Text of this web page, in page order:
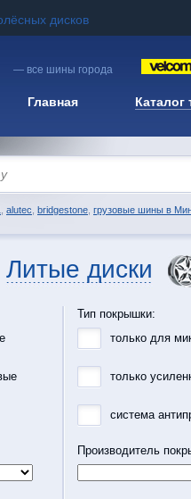
дисков
— все шины города
Главная Каталог
alutec bridgestone грузовые шины в
Литые диски
Тип покрышки:
только для
только
система
Производитель